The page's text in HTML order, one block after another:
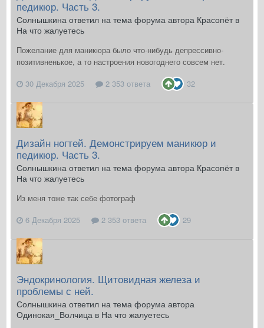
педикюр. Часть 3.
Солнышкина ответил на тема форума автора Красопёт в
На что жалуетесь
Пожелание для маникюра было что-нибудь депрессивно-
позитивненькое, а то настроения новогоднего совсем нет.
30 Декабря 2025
2 353 ответа 32
Дизайн ногтей. Демонстрируем маникюр и
педикюр. Часть 3.
Солнышкина ответил на тема форума автора Красопёт в
На что жалуетесь
Из меня тоже так себе фотограф
6 Декабря 2025
2 353 ответа 29
Эндокринология. Щитовидная железа и
проблемы с ней.
Солнышкина ответил на тема форума автора
Одинокая_Волчица в На что жалуетесь